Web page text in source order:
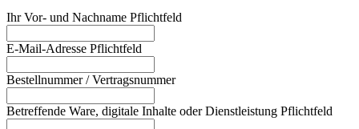
Ihr Vor- und Nachname Pflichtfeld
E-Mail-Adresse Pflichtfeld
Bestellnummer / Vertragsnummer
Betreffende Ware, digitale Inhalte oder Dienstleistung Pflichtfeld